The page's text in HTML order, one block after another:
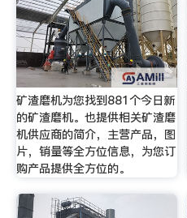
矿渣磨机为您找到881个今日新
的矿渣磨机。也提供相关矿渣磨
机供应商的简介，主营产品，图
片，销量等全方位信息，为您订
购产品提供全方位的。